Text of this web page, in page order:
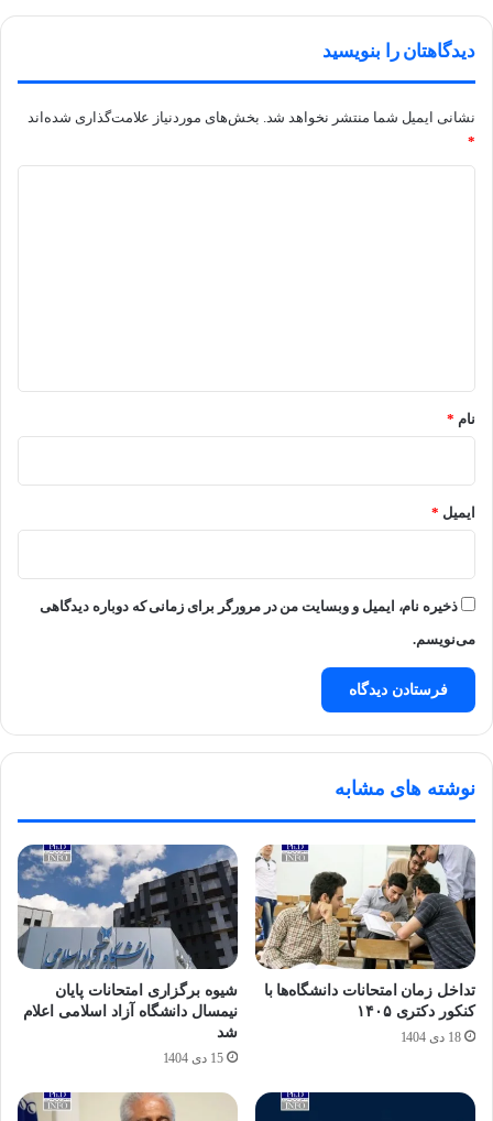
دیدگاهتان را بنویسید
نشانی ایمیل شما منتشر نخواهد شد. بخش‌های موردنیاز علامت‌گذاری شده‌اند
*
نام *
ایمیل *
ذخیره نام، ایمیل و وبسایت من در مرورگر برای زمانی که دوباره دیدگاهی
می‌نویسم.
نوشته های مشابه
تداخل زمان امتحانات دانشگاه‌ها با
کنکور دکتری ۱۴۰۵
18 دی 1404
شیوه برگزاری امتحانات پایان
نیمسال دانشگاه آزاد اسلامی اعلام
شد
15 دی 1404